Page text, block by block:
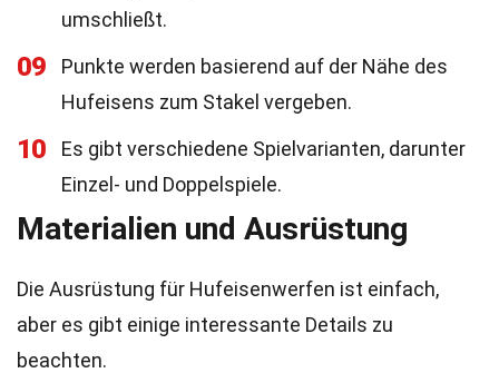
umschließt.
09
Punkte werden basierend auf der Nähe des
Hufeisens zum Stakel vergeben.
10
Es gibt verschiedene Spielvarianten, darunter
Einzel- und Doppelspiele.
Materialien und Ausrüstung
Die Ausrüstung für Hufeisenwerfen ist einfach,
aber es gibt einige interessante Details zu
beachten.